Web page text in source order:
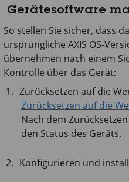
Gerätesoftware
So stellen Sie sicher, dass
ursprüngliche AXIS OS-
übernehmen nach einem
Kontrolle über das Gerät:
Zurücksetzen auf die
Zurücksetzen auf die
Nach dem
den Status des Geräts.
Konfigurieren und